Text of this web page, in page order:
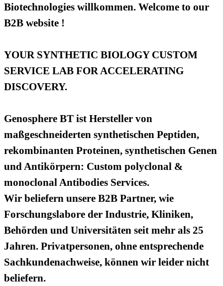
Biotechnologies willkommen. Welcome to our
B2B website !
YOUR SYNTHETIC BIOLOGY CUSTOM
SERVICE LAB FOR ACCELERATING
DISCOVERY.
Genosphere BT ist Hersteller von
maßgeschneiderten synthetischen Peptiden,
rekombinanten Proteinen, synthetischen Genen
und Antikörpern: Custom polyclonal &
monoclonal Antibodies Services.
Wir beliefern unsere B2B Partner, wie
Forschungslabore der Industrie, Kliniken,
Behörden und Universitäten seit mehr als 25
Jahren. Privatpersonen, ohne entsprechende
Sachkundenachweise, können wir leider nicht
beliefern.